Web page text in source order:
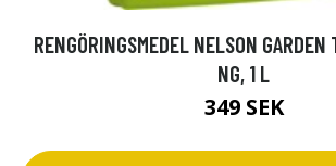
RENGÖRINGSMEDEL NELSON GARDEN
NG, 1 L
349 SEK